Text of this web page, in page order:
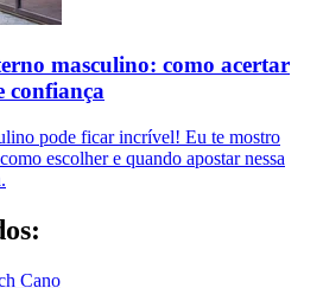
masculino: como acertar
confiança
pode ficar incrível! Eu te mostro
escolher e quando apostar nessa
Cano